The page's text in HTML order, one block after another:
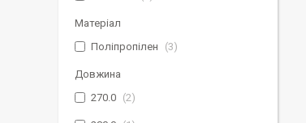
Матеріал
Поліпропілен
3
Довжина
270.0
2